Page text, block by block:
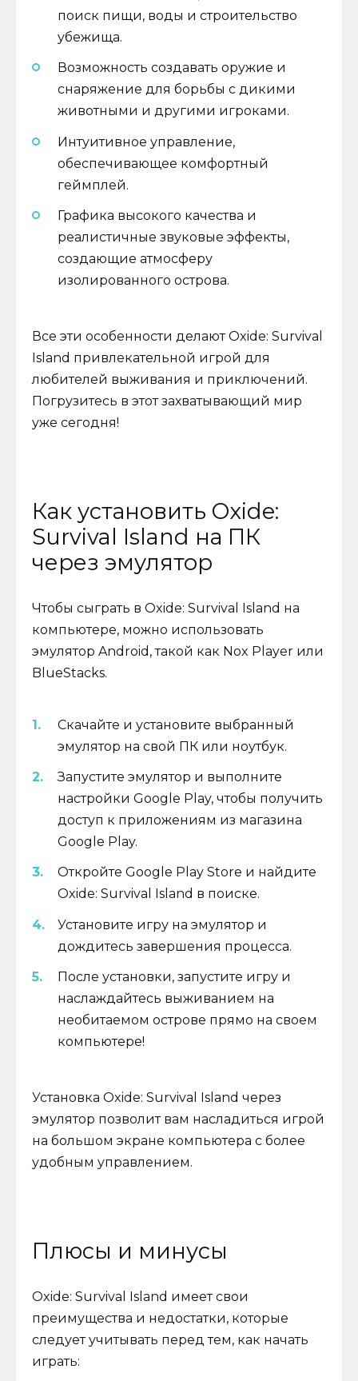
поиск пищи, воды и строительство
убежища.
Возможность создавать оружие и
снаряжение для борьбы с дикими
животными и другими игроками.
Интуитивное управление,
обеспечивающее комфортный
геймплей.
Графика высокого качества и
реалистичные звуковые эффекты,
создающие атмосферу
изолированного острова.
Все эти особенности делают Oxide: Survival
Island привлекательной игрой для
любителей выживания и приключений.
Погрузитесь в этот захватывающий мир
уже сегодня!
Как установить Oxide:
Survival Island на ПК
через эмулятор
Чтобы сыграть в Oxide: Survival Island на
компьютере, можно использовать
эмулятор Android, такой как Nox Player или
BlueStacks.
Скачайте и установите выбранный
эмулятор на свой ПК или ноутбук.
Запустите эмулятор и выполните
настройки Google Play, чтобы получить
доступ к приложениям из магазина
Google Play.
Откройте Google Play Store и найдите
Oxide: Survival Island в поиске.
Установите игру на эмулятор и
дождитесь завершения процесса.
После установки, запустите игру и
наслаждайтесь выживанием на
необитаемом острове прямо на своем
компьютере!
Установка Oxide: Survival Island через
эмулятор позволит вам насладиться игрой
на большом экране компьютера с более
удобным управлением.
Плюсы и минусы
Оxide: Survival Island имеет свои
преимущества и недостатки, которые
следует учитывать перед тем, как начать
играть: